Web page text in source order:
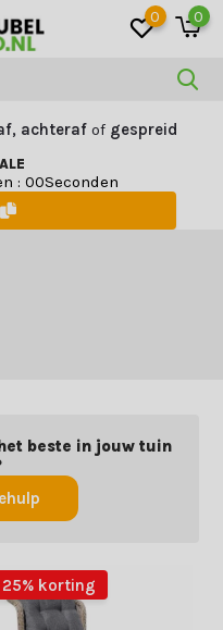
0 0
achterafof gespreid
: 00Seconden
beste in jouw tuin
25% korting